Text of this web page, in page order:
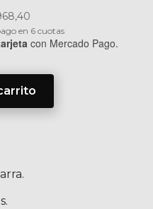
en 6 cuotas
con Mercado Pago.